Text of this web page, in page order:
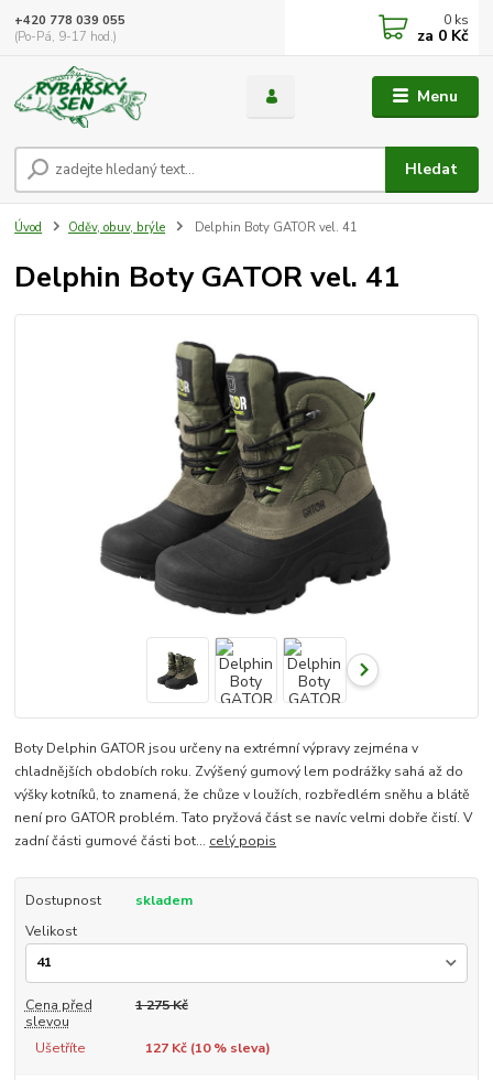
Menu
Hledat
+420 778 039 055
(Po-Pá, 9-17 hod.)
0 ks
za 0 Kč
Úvod Oděv, obuv, brýle Delphin Boty GATOR vel. 41
Delphin Boty GATOR vel. 41
Boty Delphin GATOR jsou určeny na extrémní výpravy zejména v
chladnějších obdobích roku. Zvýšený gumový lem podrážky sahá až do
výšky kotníků, to znamená, že chůze v loužích, rozbředlém sněhu a blátě
není pro GATOR problém. Tato pryžová část se navíc velmi dobře čistí. V
zadní části gumové části bot... celý popis
Dostupnost
skladem
Velikost
Cena před
slevou
1 275 Kč
Ušetříte 127 Kč (10% sleva)